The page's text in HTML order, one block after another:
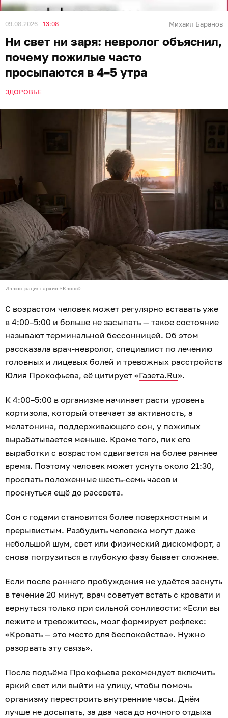
09.08.2026 13:08 Михаил Баранов
Ни свет ни заря: невролог объяснил,
почему пожилые часто
просыпаются в 4–5 утра
ЗДОРОВЬЕ
Иллюстрация: архив «Клопс»
С возрастом человек может регулярно вставать уже
в 4:00–5:00 и больше не засыпать — такое состояние
называют терминальной бессонницей. Об этом
рассказала врач-невролог, специалист по лечению
головных и лицевых болей и тревожных расстройств
Юлия Прокофьева, её цитирует «Газета.Ru».
К 4:00–5:00 в организме начинает расти уровень
кортизола, который отвечает за активность, а
мелатонина, поддерживающего сон, у пожилых
вырабатывается меньше. Кроме того, пик его
выработки с возрастом сдвигается на более раннее
время. Поэтому человек может уснуть около 21:30,
проспать положенные шесть-семь часов и
проснуться ещё до рассвета.
Сон с годами становится более поверхностным и
прерывистым. Разбудить человека могут даже
небольшой шум, свет или физический дискомфорт, а
снова погрузиться в глубокую фазу бывает сложнее.
Если после раннего пробуждения не удаётся заснуть
в течение 20 минут, врач советует встать с кровати и
вернуться только при сильной сонливости: «Если вы
лежите и тревожитесь, мозг формирует рефлекс:
«Кровать — это место для беспокойства». Нужно
разорвать эту связь».
После подъёма Прокофьева рекомендует включить
яркий свет или выйти на улицу, чтобы помочь
организму перестроить внутренние часы. Днём
лучше не досыпать, за два часа до ночного отдыха